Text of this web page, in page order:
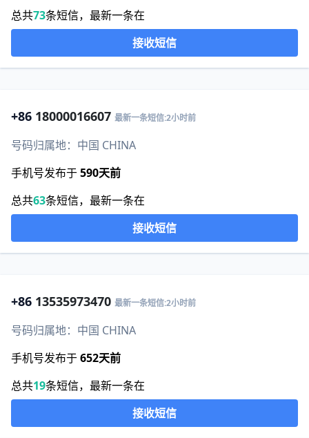
总共73条短信，最新一条在
接收短信
+86 18000016607 最新一条短信:2小时前
号码归属地：中国 CHINA
手机号发布于590天前
总共63条短信，最新一条在
接收短信
+86 13535973470 最新一条短信:2小时前
号码归属地：中国 CHINA
手机号发布于652天前
总共19条短信，最新一条在
接收短信